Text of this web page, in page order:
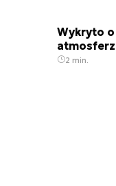
Wykryto
2 min.